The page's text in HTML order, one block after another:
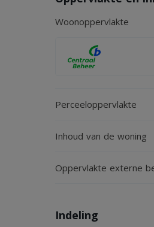
Woonoppervlakte
Perceeloppervlakte
Inhoud van de woning
Oppervlakte externe
Indeling